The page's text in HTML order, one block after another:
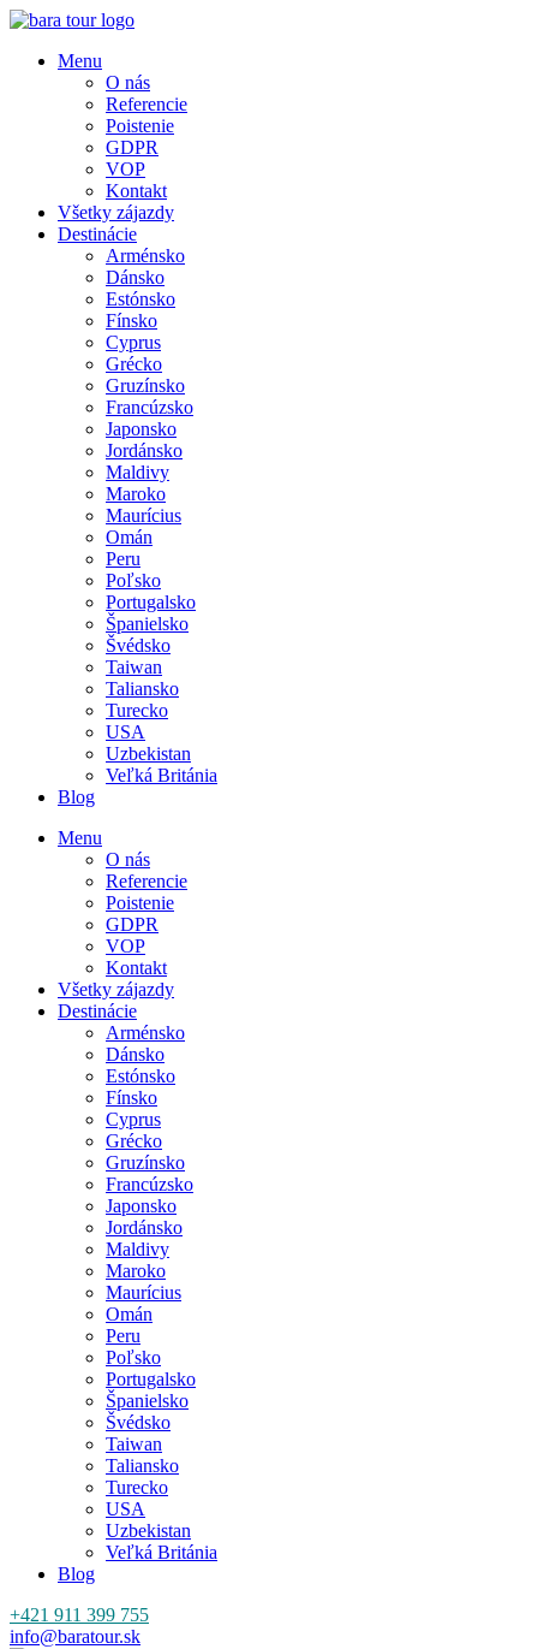
Menu
O nás
Referencie
Poistenie
GDPR
VOP
Kontakt
Všetky zájazdy
Destinácie
Arménsko
Dánsko
Estónsko
Fínsko
Cyprus
Grécko
Gruzínsko
Francúzsko
Japonsko
Jordánsko
Maldivy
Maroko
Maurícius
Omán
Peru
Poľsko
Portugalsko
Španielsko
Švédsko
Taiwan
Taliansko
Turecko
USA
Uzbekistan
Veľká Británia
Blog
Menu
O nás
Referencie
Poistenie
GDPR
VOP
Kontakt
Všetky zájazdy
Destinácie
Arménsko
Dánsko
Estónsko
Fínsko
Cyprus
Grécko
Gruzínsko
Francúzsko
Japonsko
Jordánsko
Maldivy
Maroko
Maurícius
Omán
Peru
Poľsko
Portugalsko
Španielsko
Švédsko
Taiwan
Taliansko
Turecko
USA
Uzbekistan
Veľká Británia
Blog
+421 911 399 755
info@baratour.sk